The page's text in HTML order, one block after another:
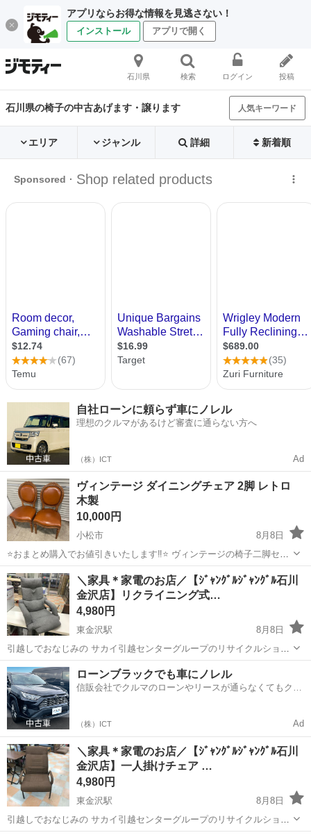
アプリならお得な情報を見逃さない！
インストール アプリで開く
石川県 検索 ログイン 投稿
石川県の椅子の中古あげます・譲ります 人気キーワード
エリア ジャンル 詳細 新着順
自社ローンに頼らず車にノレル
理想のクルマがあるけど審査に通らない方へ
（株）ICT Ad
ヴィンテージ ダイニングチェア 2脚 レトロ
木製
10,000円
小松市
8月8日
⭐️おまとめ購入でお値引きいたします‼︎⭐️ ヴィンテージの椅子二脚セッ
トです 少しサビや汚れありますが しっかりとした作りでオシャレです
サイズ：幅52cm奥行き50cm高さ99cm座面高さ45cm ☑︎受け渡しに
つ...
石川 小松市 椅子
＼家具＊家電のお店／【ｼﾞｬﾝｸﾞﾙｼﾞｬﾝｸﾞﾙ石川
金沢店】リクライニング式…
4,980円
東金沢駅
8月8日
引越しでおなじみの サカイ引越センターグループのリサイクルショッ
プ ジャングルジャングル石川金沢店です(*^^*) 店頭ご購入の際に「ジ
モティを見た」と言っていただくと、ジモティ限定価格(表示価格より
7%O...
石川 金沢市 東金沢駅 椅子 ジャングル
ローンブラックでも車にノレル
信販会社でクルマのローンやリースが通らなくてもクル
（株）ICT Ad
＼家具＊家電のお店／【ｼﾞｬﾝｸﾞﾙｼﾞｬﾝｸﾞﾙ石川
金沢店】一人掛けチェア …
4,980円
東金沢駅
8月8日
引越しでおなじみの サカイ引越センターグループのリサイクルショッ